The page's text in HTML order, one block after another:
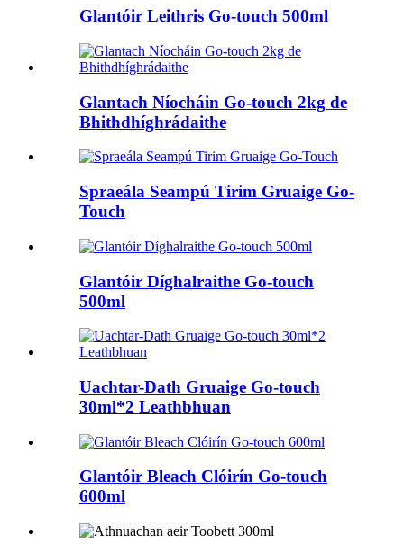
Glantóir Leithris Go-touch 500ml
Glantach Níocháin Go-touch 2kg de
Bhithdhíghrádaithe
Spraeála Seampú Tirim Gruaige Go-
Touch
Glantóir Díghalraithe Go-touch
500ml
Uachtar-Dath Gruaige Go-touch
30ml*2 Leathbhuan
Glantóir Bleach Clóirín Go-touch
600ml